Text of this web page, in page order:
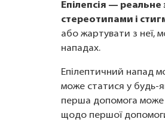
Епілепсія —
стереотипами і
або жартувати з неї,
нападах.
Епілептичний напад
може статися у будь-
перша допомога може
щодо першої